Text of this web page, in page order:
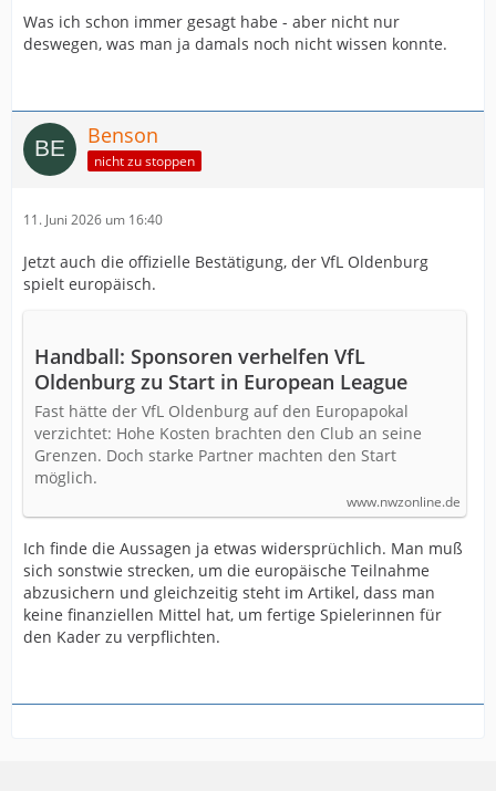
Was ich schon immer gesagt habe - aber nicht nur
deswegen, was man ja damals noch nicht wissen konnte.
Benson
nicht zu stoppen
11. Juni 2026 um 16:40
Jetzt auch die offizielle Bestätigung, der VfL Oldenburg
spielt europäisch.
Handball: Sponsoren verhelfen VfL
Oldenburg zu Start in European League
Fast hätte der VfL Oldenburg auf den Europapokal
verzichtet: Hohe Kosten brachten den Club an seine
Grenzen. Doch starke Partner machten den Start
möglich.
www.nwzonline.de
Ich finde die Aussagen ja etwas widersprüchlich. Man muß
sich sonstwie strecken, um die europäische Teilnahme
abzusichern und gleichzeitig steht im Artikel, dass man
keine finanziellen Mittel hat, um fertige Spielerinnen für
den Kader zu verpflichten.